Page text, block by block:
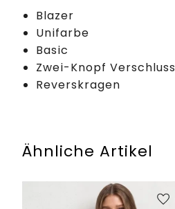
Blazer
Unifarbe
Basic
Zwei-Knopf Verschluss
Reverskragen
Ähnliche Artikel